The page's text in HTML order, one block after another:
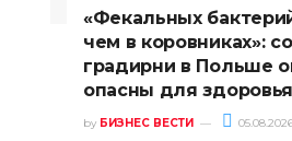
«Фекальных
чем в коровниках»:
градирни в Польше
опасны для здоровья
by БИЗНЕС ВЕСТИ